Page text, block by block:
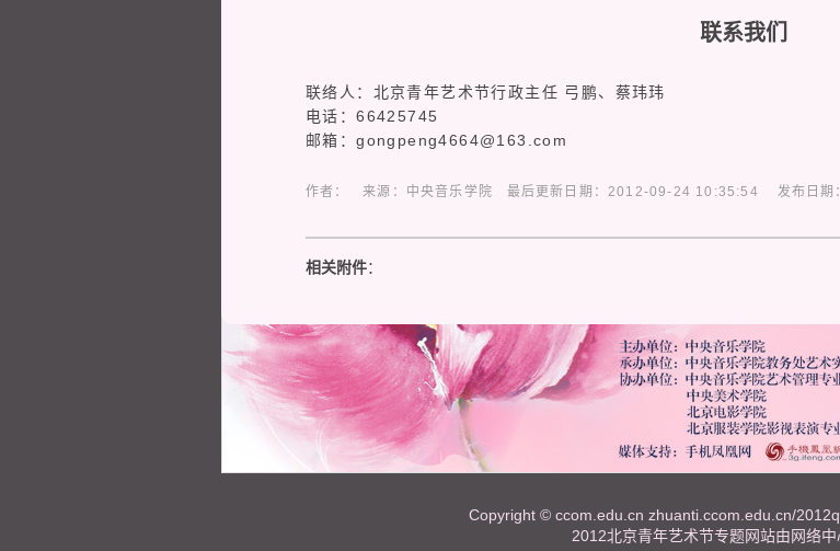
联系我们
联络人：北京青年艺术节行政主任 弓鹏、蔡玮玮
电话：66425745
邮箱：gongpeng4664@163.com
作者： 来源：中央音乐学院 最后更新日期：2012-09-24 10:35:54 发布日期
相关附件：
Copyright © ccom.edu.cn zhuanti.ccom.edu.cn/
2012北京青年艺术节专题网站由网络中